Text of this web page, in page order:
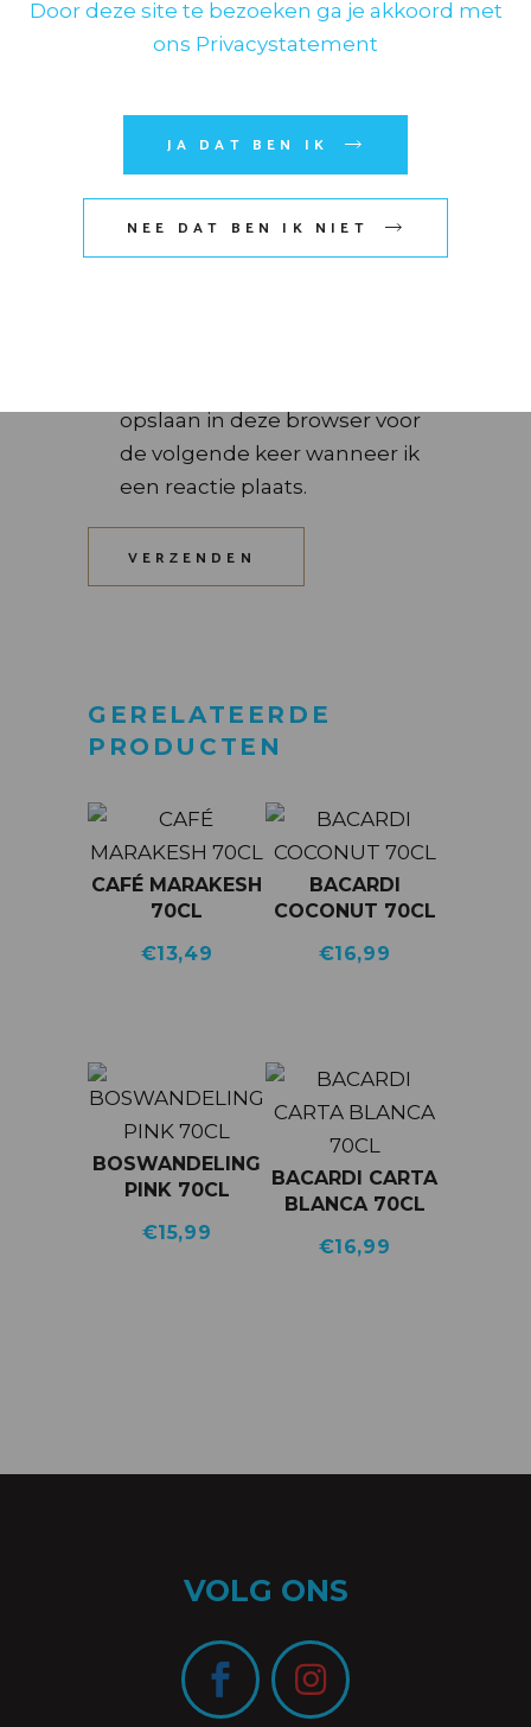
Door deze site te bezoeken ga je akkoord met
ons Privacystatement
JA DAT BEN IK
NEE DAT BEN IK NIET
opslaan in deze browser voor
de volgende keer wanneer ik
een reactie plaats.
VERZENDEN
GERELATEERDE
PRODUCTEN
CAFÉ MARAKESH
70CL
€13,49
BACARDI
COCONUT 70CL
€16,99
BOSWANDELING
PINK 70CL
€15,99
BACARDI CARTA
BLANCA 70CL
€16,99
VOLG ONS